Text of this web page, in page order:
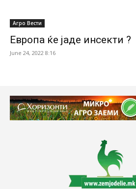
Агро Вести
Европа ќе јаде инсекти ?
June 24, 2022 8:16